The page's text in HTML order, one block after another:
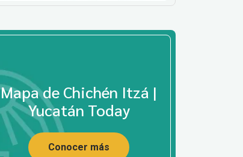
Mapa de Chichén Itzá |
Yucatán Today
Conocer más